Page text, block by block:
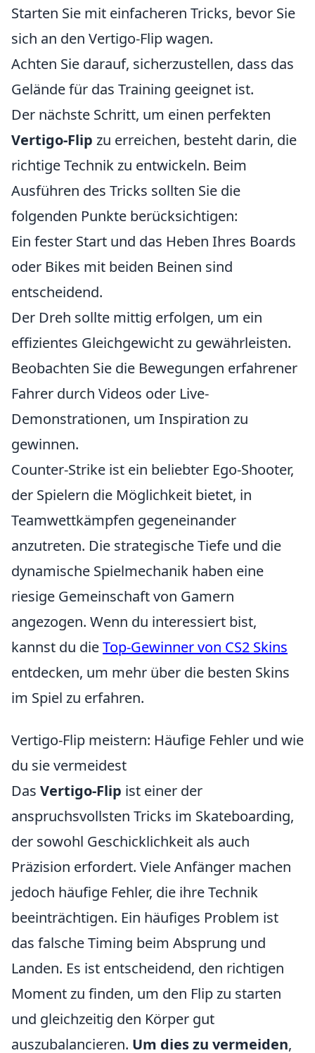
Starten Sie mit einfacheren Tricks, bevor Sie
sich an den Vertigo-Flip wagen.
Achten Sie darauf, sicherzustellen, dass das
Gelände für das Training geeignet ist.
Der nächste Schritt, um einen perfekten
Vertigo-Flip zu erreichen, besteht darin, die
richtige Technik zu entwickeln. Beim
Ausführen des Tricks sollten Sie die
folgenden Punkte berücksichtigen:
Ein fester Start und das Heben Ihres Boards
oder Bikes mit beiden Beinen sind
entscheidend.
Der Dreh sollte mittig erfolgen, um ein
effizientes Gleichgewicht zu gewährleisten.
Beobachten Sie die Bewegungen erfahrener
Fahrer durch Videos oder Live-
Demonstrationen, um Inspiration zu
gewinnen.
Counter-Strike ist ein beliebter Ego-Shooter,
der Spielern die Möglichkeit bietet, in
Teamwettkämpfen gegeneinander
anzutreten. Die strategische Tiefe und die
dynamische Spielmechanik haben eine
riesige Gemeinschaft von Gamern
angezogen. Wenn du interessiert bist,
kannst du dieTop-Gewinner von CS2 Skins
entdecken, um mehr über die besten Skins
im Spiel zu erfahren.
Vertigo-Flip meistern: Häufige Fehler und wie
du sie vermeidest
Das Vertigo-Flip ist einer der
anspruchsvollsten Tricks im Skateboarding,
der sowohl Geschicklichkeit als auch
Präzision erfordert. Viele Anfänger machen
jedoch häufige Fehler, die ihre Technik
beeinträchtigen. Ein häufiges Problem ist
das falsche Timing beim Absprung und
Landen. Es ist entscheidend, den richtigen
Moment zu finden, um den Flip zu starten
und gleichzeitig den Körper gut
auszubalancieren. Um dies zu vermeiden,